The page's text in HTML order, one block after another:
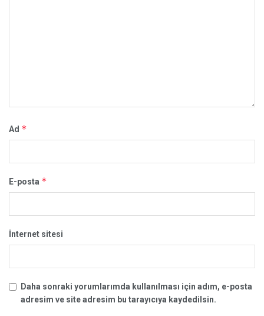
Ad *
E-posta *
İnternet sitesi
Daha sonraki yorumlarımda kullanılması için adım, e-posta
adresim ve site adresim bu tarayıcıya kaydedilsin.